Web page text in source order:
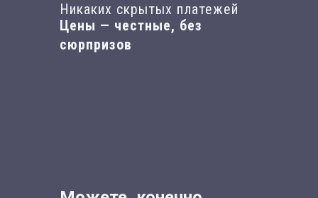
Никаких скрытых платежей
Цены — честные, без
сюрпризов